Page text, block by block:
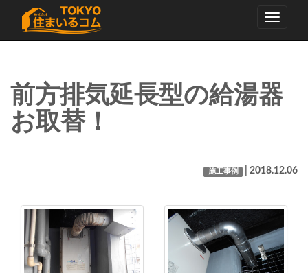
Toggle
前方排気延長型の給湯器
お取替！
施工事例 | 2018.12.06